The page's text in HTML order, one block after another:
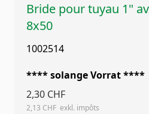
Bride pour tuyau 1"
8x50
1002514
**** solange Vorrat ****
2,30 CHF
2,13 CHF